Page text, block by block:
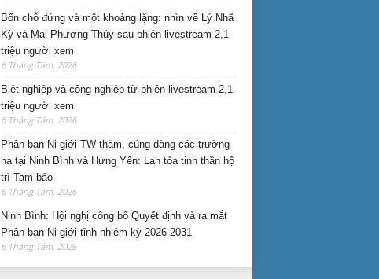
Bốn chỗ đứng và một khoảng lặng: nhìn về Lý Nhã
Kỳ và Mai Phương Thúy sau phiên livestream 2,1
triệu người xem
6 Tháng Tám, 2026
Biệt nghiệp và cộng nghiệp từ phiên livestream 2,1
triệu người xem
6 Tháng Tám, 2026
Phân ban Ni giới TW thăm, cúng dàng các trường
hạ tại Ninh Bình và Hưng Yên: Lan tỏa tinh thần hộ
trì Tam bảo
6 Tháng Tám, 2026
Ninh Bình: Hội nghị công bố Quyết định và ra mắt
Phân ban Ni giới tỉnh nhiệm kỳ 2026-2031
6 Tháng Tám, 2026